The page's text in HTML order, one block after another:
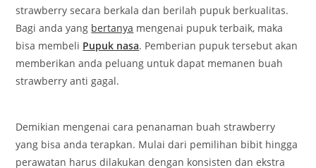
strawberry secara berkala dan berilah pupuk berkualitas.
Bagi anda yang bertanya mengenai pupuk terbaik, maka
bisa membeli Pupuk nasa. Pemberian pupuk tersebut akan
memberikan anda peluang untuk dapat memanen buah
strawberry anti gagal.
Demikian mengenai cara penanaman buah strawberry
yang bisa anda terapkan. Mulai dari pemilihan bibit hingga
perawatan harus dilakukan dengan konsisten dan ekstra